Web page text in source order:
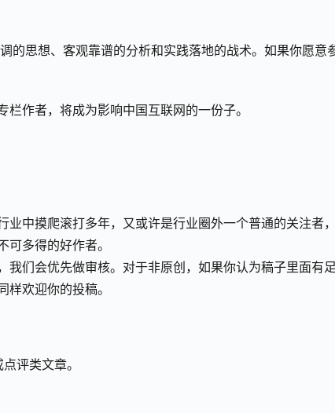
的思想、客观靠谱的分析和实践落地的战术。如果你愿意
作者，将成为影响中国互联网的一份子。
中摸爬滚打多年，又或许是行业圈外一个普通的关注者
多得的好作者。
们会优先做审核。对于非原创，如果你认为稿子里面有
欢迎你的投稿。
评类文章。